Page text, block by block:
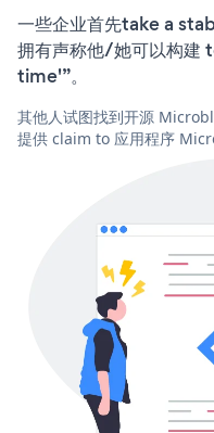
一些企业首先take a
拥有声称他/她可以构
time'”。
其他人试图找到开源
提供 claim to 应用程序